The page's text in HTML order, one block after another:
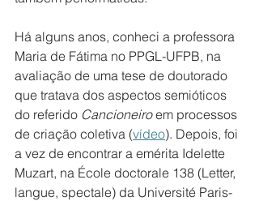
Há alguns anos, conheci a professora
Maria de Fátima no PPGL-UFPB, na
avaliação de uma tese de doutorado
que tratava dos aspectos semióticos
do referido Cancioneiro em processos
de criação coletiva (vídeo). Depois, foi
a vez de encontrar a emérita Idelette
Muzart, na École doctorale 138 (Letter,
langue, spectale) da Université Paris-